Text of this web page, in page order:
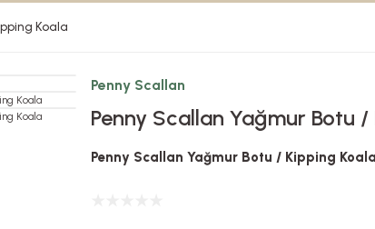
Koala
Penny Scallan
Penny Scallan Yağmur Botu
Penny Scallan Yağmur Botu / Kipping Koala